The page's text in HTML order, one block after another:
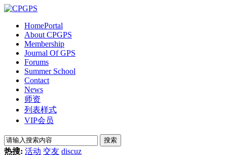
HomePortal
About CPGPS
Membership
Journal Of GPS
Forums
Summer School
Contact
News
师资
列表样式
VIP会员
搜索
热搜: 活动 交友 discuz